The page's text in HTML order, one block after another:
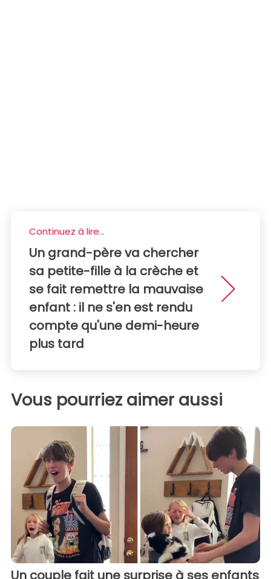
Continuez à lire...
Un grand-père va chercher
sa petite-fille à la crèche et
se fait remettre la mauvaise
enfant : il ne s'en est rendu
compte qu'une demi-heure
plus tard
Vous pourriez aimer aussi
Un couple fait une surprise à ses enfants